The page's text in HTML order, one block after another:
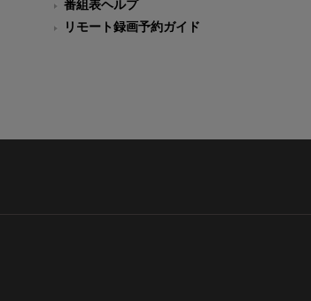
番組表ヘルプ
リモート録画予約ガイド